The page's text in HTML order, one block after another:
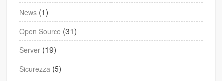
News (1)
Open Source (31)
Server (19)
Sicurezza (5)